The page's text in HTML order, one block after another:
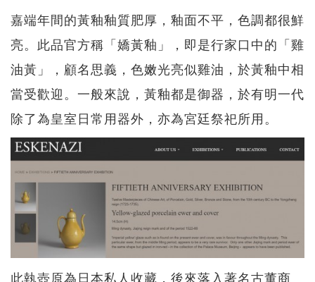
嘉端年間的黃釉釉質肥厚，釉面不平，色調都很鮮
亮。此品官方稱「嬌黃釉」，即是行家口中的「雞
油黃」，顧名思義，色嫩光亮似雞油，於黃釉中相
當受歡迎。一般來說，黃釉都是御器，於有明一代
除了為皇室日常用器外，亦為宮廷祭祀所用。
此執壺原為日本私人收藏，後來落入著名古董商